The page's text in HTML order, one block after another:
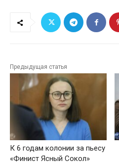
Предыдущая статья
К 6 годам колонии за пьесу
«Финист Ясный Сокол»